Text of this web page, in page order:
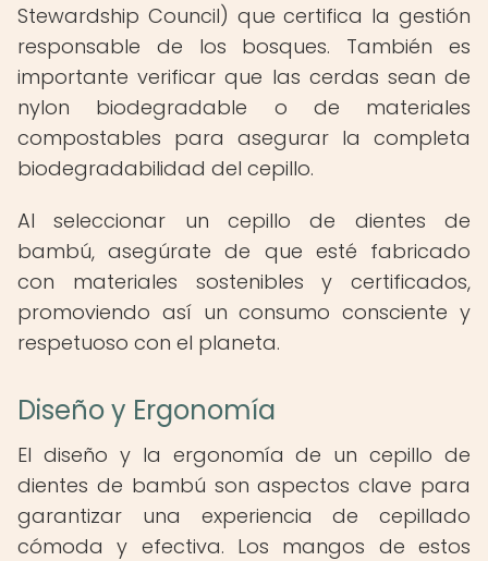
Stewardship Council) que certifica la gestión
responsable de los bosques. También es
importante verificar que las cerdas sean de
nylon biodegradable o de materiales
compostables para asegurar la completa
biodegradabilidad del cepillo.
Al seleccionar un cepillo de dientes de
bambú, asegúrate de que esté fabricado
con materiales sostenibles y certificados,
promoviendo así un consumo consciente y
respetuoso con el planeta.
Diseño y Ergonomía
El diseño y la ergonomía de un cepillo de
dientes de bambú son aspectos clave para
garantizar una experiencia de cepillado
cómoda y efectiva. Los mangos de estos